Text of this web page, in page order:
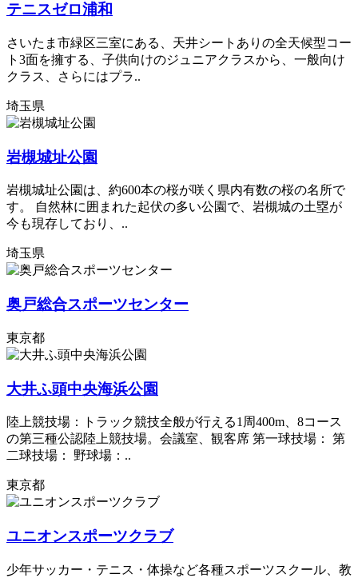
テニスゼロ浦和
さいたま市緑区三室にある、天井シートありの全天候型コー
ト3面を擁する、子供向けのジュニアクラスから、一般向け
クラス、さらにはプラ..
埼玉県
岩槻城址公園
岩槻城址公園は、約600本の桜が咲く県内有数の桜の名所で
す。 自然林に囲まれた起伏の多い公園で、岩槻城の土塁が
今も現存しており、..
埼玉県
奥戸総合スポーツセンター
東京都
大井ふ頭中央海浜公園
陸上競技場：トラック競技全般が行える1周400m、8コース
の第三種公認陸上競技場。会議室、観客席 第一球技場： 第
二球技場： 野球場：..
東京都
ユニオンスポーツクラブ
少年サッカー・テニス・体操など各種スポーツスクール、教